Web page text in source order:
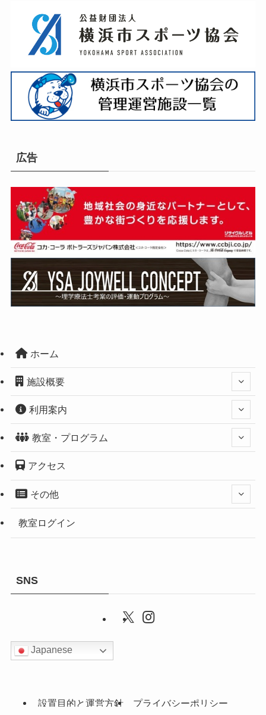
広告
ホーム
施設概要
利用案内
教室・プログラム
アクセス
その他
教室ログイン
SNS
Japanese
設置目的と運営方針 プライバシーポリシー